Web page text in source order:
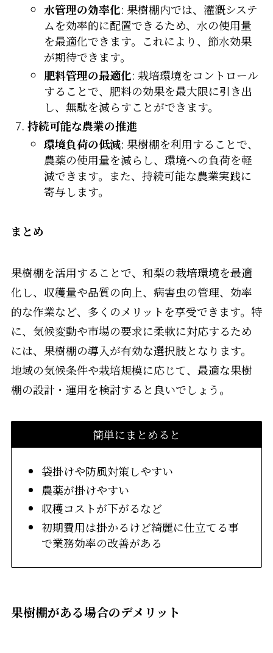
水管理の効率化: 果樹棚内では、灌漑システ
ムを効率的に配置できるため、水の使用量
を最適化できます。これにより、節水効果
が期待できます。
肥料管理の最適化: 栽培環境をコントロール
することで、肥料の効果を最大限に引き出
し、無駄を減らすことができます。
持続可能な農業の推進
環境負荷の低減: 果樹棚を利用することで、
農薬の使用量を減らし、環境への負荷を軽
減できます。また、持続可能な農業実践に
寄与します。
まとめ
果樹棚を活用することで、和梨の栽培環境を最適
化し、収穫量や品質の向上、病害虫の管理、効率
的な作業など、多くのメリットを享受できます。特
に、気候変動や市場の要求に柔軟に対応するため
には、果樹棚の導入が有効な選択肢となります。
地域の気候条件や栽培規模に応じて、最適な果樹
棚の設計・運用を検討すると良いでしょう。
簡単にまとめると
袋掛けや防風対策しやすい
農薬が掛けやすい
収穫コストが下がるなど
初期費用は掛かるけど綺麗に仕立てる事
で業務効率の改善がある
果樹棚がある場合のデメリット